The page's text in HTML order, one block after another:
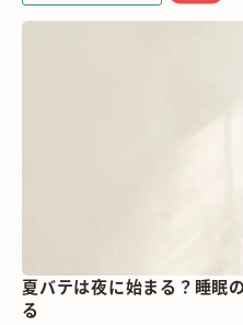
夏バテは夜に始まる？睡眠
る